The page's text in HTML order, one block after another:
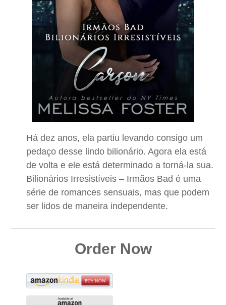
Há dez anos, ela partiu levando consigo um
pedaço desse lindo bilionário. Agora ela está
de volta e ele está determinado a torná-la sua.
Bilionários Irresistíveis – Irmãos Bad é uma
série de romances sensuais, mas que podem
ser lidos de maneira independente.
Order Now